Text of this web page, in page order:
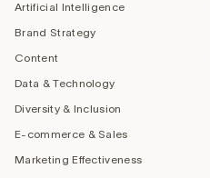
Artificial Intelligence
Brand Strategy
Content
Data & Technology
Diversity & Inclusion
E-commerce & Sales
Marketing Effectiveness